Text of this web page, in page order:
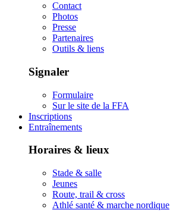
Contact
Photos
Presse
Partenaires
Outils & liens
Signaler
Formulaire
Sur le site de la FFA
Inscriptions
Entraînements
Horaires & lieux
Stade & salle
Jeunes
Route, trail & cross
Athlé santé & marche nordique